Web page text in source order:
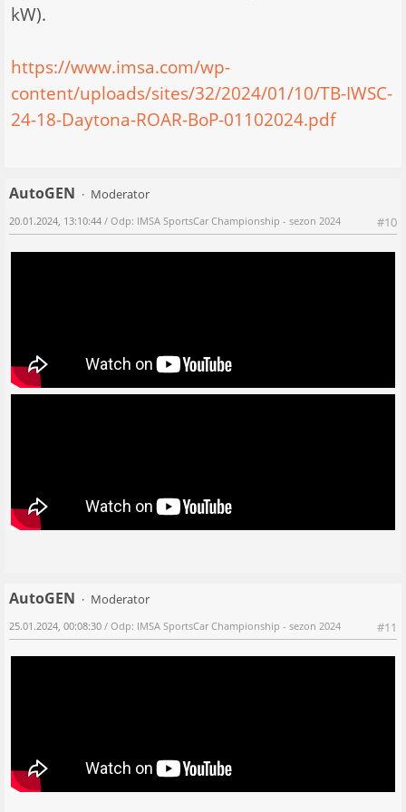
kW).
https://www.imsa.com/wp-
content/uploads/sites/32/2024/01/10/TB-IWSC-
24-18-Daytona-ROAR-BoP-01102024.pdf
AutoGEN
Moderator
#10
20.01.2024, 13:10:44 / Odp: IMSA SportsCar Championship - sezon 2024
AutoGEN
Moderator
#11
25.01.2024, 00:08:30 / Odp: IMSA SportsCar Championship - sezon 2024